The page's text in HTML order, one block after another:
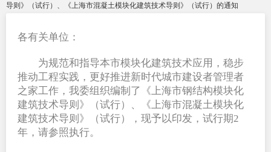
导则》（试行）、《上海市混凝土模块化建筑技术导则》（试行）的通知
各有关单位：
为规范和指导本市模块化建筑技术应用，稳步
推动工程实践，更好推进新时代城市建设者管理者
之家工作，我委组织编制了《上海市钢结构模块化
建筑技术导则》（试行）、《上海市混凝土模块化
建筑技术导则》（试行），现予以印发，试行期2
年，请参照执行。